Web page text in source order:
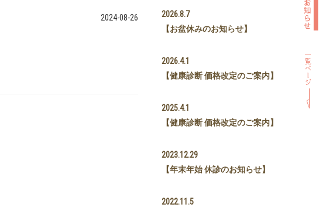
2024-08-26
2026.8.7
【お盆休みのお知らせ】
2026.4.1
【健康診断 価格改定のご案内】
2025.4.1
【健康診断 価格改定のご案内】
2023.12.29
【年末年始 休診のお知らせ】
2022.11.5